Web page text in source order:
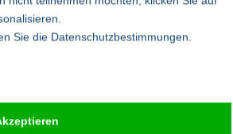
ihres Wertes und ihrer Effizienz sind sie
langlebig, und aufgrund staatlicher Vorgaben
Sie die Datenschutzbestimmungen